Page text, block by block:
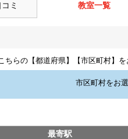
ミ 教室一覧
らの【都道府県】【市区町村】を
最寄駅